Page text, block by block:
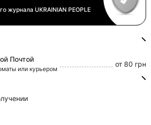
журнала UKRAINIAN PEOPLE
Почтой
или курьером
от 80 грн